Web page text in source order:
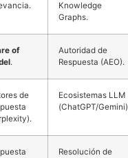
Knowledge
Graphs.
of
.
Autoridad de
Respuesta (AEO).
de
Ecosistemas LLM
(ChatGPT/
Resolución de